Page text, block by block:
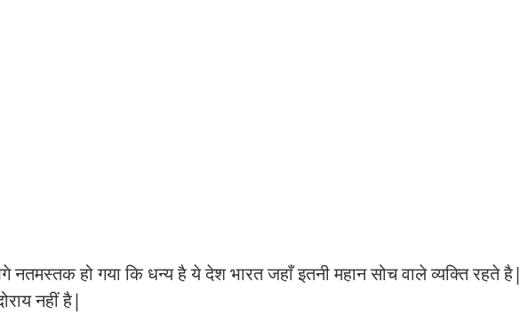
हो गया कि धन्य है ये देश भारत जहाँ इतनी महान सोच वाले व्यक्ति रहते है|
नहीं है|